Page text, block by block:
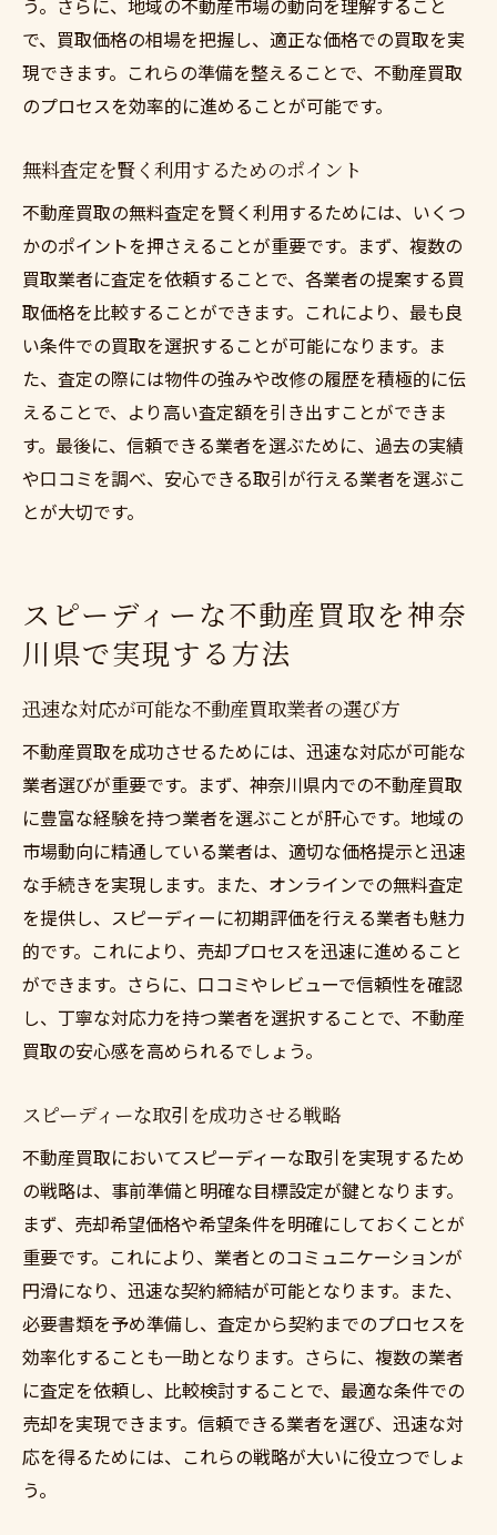
無料査定がもたらす売却の可能性
う。さらに、地域の不動産市場の動向を理解すること
で、買取価格の相場を把握し、適正な価格での買取を実
現できます。これらの準備を整えることで、不動産買取
のプロセスを効率的に進めることが可能です。
無料査定を賢く利用するためのポイント
不動産買取の無料査定を賢く利用するためには、いくつ
かのポイントを押さえることが重要です。まず、複数の
買取業者に査定を依頼することで、各業者の提案する買
取価格を比較することができます。これにより、最も良
い条件での買取を選択することが可能になります。ま
た、査定の際には物件の強みや改修の履歴を積極的に伝
えることで、より高い査定額を引き出すことができま
す。最後に、信頼できる業者を選ぶために、過去の実績
や口コミを調べ、安心できる取引が行える業者を選ぶこ
とが大切です。
スピーディーな不動産買取を神奈
川県で実現する方法
迅速な対応が可能な不動産買取業者の選び方
不動産買取を成功させるためには、迅速な対応が可能な
業者選びが重要です。まず、神奈川県内での不動産買取
に豊富な経験を持つ業者を選ぶことが肝心です。地域の
市場動向に精通している業者は、適切な価格提示と迅速
な手続きを実現します。また、オンラインでの無料査定
を提供し、スピーディーに初期評価を行える業者も魅力
的です。これにより、売却プロセスを迅速に進めること
ができます。さらに、口コミやレビューで信頼性を確認
し、丁寧な対応力を持つ業者を選択することで、不動産
買取の安心感を高められるでしょう。
スピーディーな取引を成功させる戦略
不動産買取においてスピーディーな取引を実現するため
の戦略は、事前準備と明確な目標設定が鍵となります。
まず、売却希望価格や希望条件を明確にしておくことが
重要です。これにより、業者とのコミュニケーションが
円滑になり、迅速な契約締結が可能となります。また、
必要書類を予め準備し、査定から契約までのプロセスを
効率化することも一助となります。さらに、複数の業者
に査定を依頼し、比較検討することで、最適な条件での
売却を実現できます。信頼できる業者を選び、迅速な対
応を得るためには、これらの戦略が大いに役立つでしょ
う。